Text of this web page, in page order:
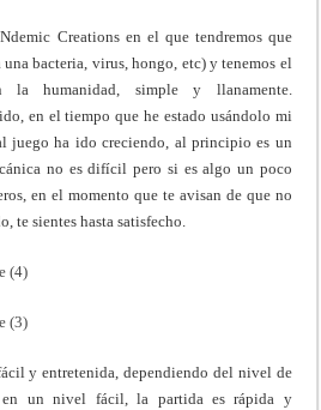
Creations en el que tendremos que
una bacteria, virus, hongo, etc) y tenemos el
la humanidad, simple y llanamente.
en el tiempo que he estado usándolo mi
juego ha ido creciendo, al principio es un
no es difícil pero si es algo un poco
en el momento que te avisan de que no
te sientes hasta satisfecho.
y entretenida, dependiendo del nivel de
en un nivel fácil, la partida es rápida y